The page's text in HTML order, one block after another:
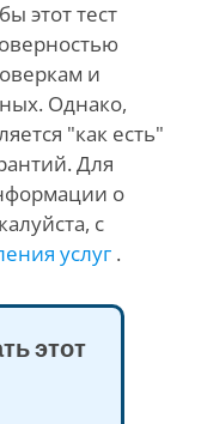
этот тест
и
Однако,
"как есть"
Для
о
с
услуг .
этот